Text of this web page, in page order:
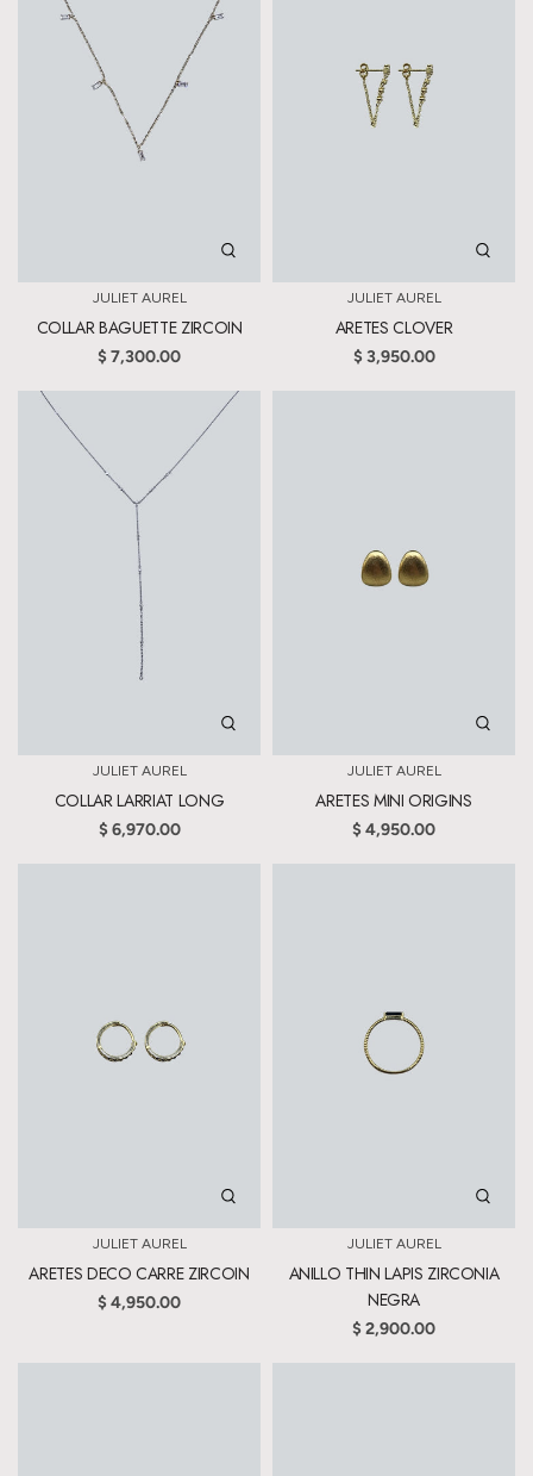
JULIET AUREL
COLLAR BAGUETTE ZIRCOIN
$ 7,300.00
JULIET AUREL
ARETES CLOVER
$ 3,950.00
JULIET AUREL
COLLAR LARRIAT LONG
$ 6,970.00
JULIET AUREL
ARETES MINI ORIGINS
$ 4,950.00
JULIET AUREL
ARETES DECO CARRE ZIRCOIN
$ 4,950.00
JULIET AUREL
ANILLO THIN LAPIS ZIRCONIA
NEGRA
$ 2,900.00